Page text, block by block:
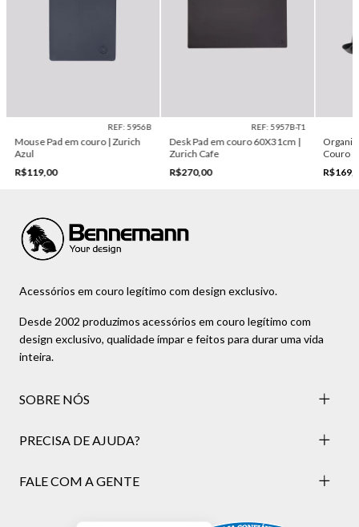
REF: 5956B
Mouse Pad em couro | Zurich
Azul
R$119,00
REF: 5957B-T1
Desk Pad em couro 60X31cm |
Zurich Cafe
R$270,00
Couro |
Acessórios em couro legítimo com design exclusivo.
Desde 2002 produzimos acessórios em couro legítimo com
design exclusivo, qualidade ímpar e feitos para durar uma vida
inteira.
SOBRE NÓS
PRECISA DE AJUDA?
FALE COM A GENTE